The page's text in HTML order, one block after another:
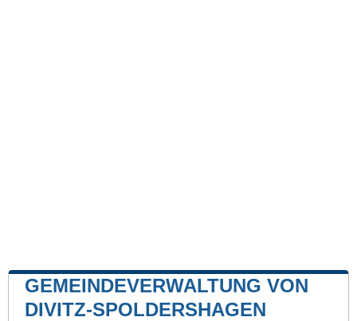
GEMEINDEVERWALTUNG VON
DIVITZ-SPOLDERSHAGEN